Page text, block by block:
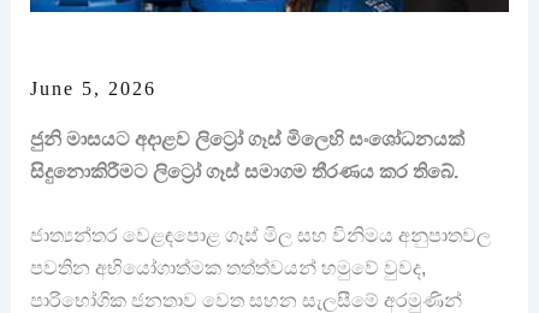
June 5, 2026
ජුනි මාසයට අදාළව ලිට්‍රෝ ගෑස් මිලෙහි සංශෝධනයක්
සිදුනොකිරීමට ලිට්‍රෝ ගෑස් සමාගම තීරණය කර තිබේ.
ජාත්‍යන්තර වෙළඳපොළ ගෑස් මිල සහ විනිමය අනුපාතවල
පවතින අභියෝගාත්මක තත්ත්වයන් හමුවේ වුවද,
පාරිභෝගික ජනතාව වෙත සහන සැලසීමේ අරමුණින්